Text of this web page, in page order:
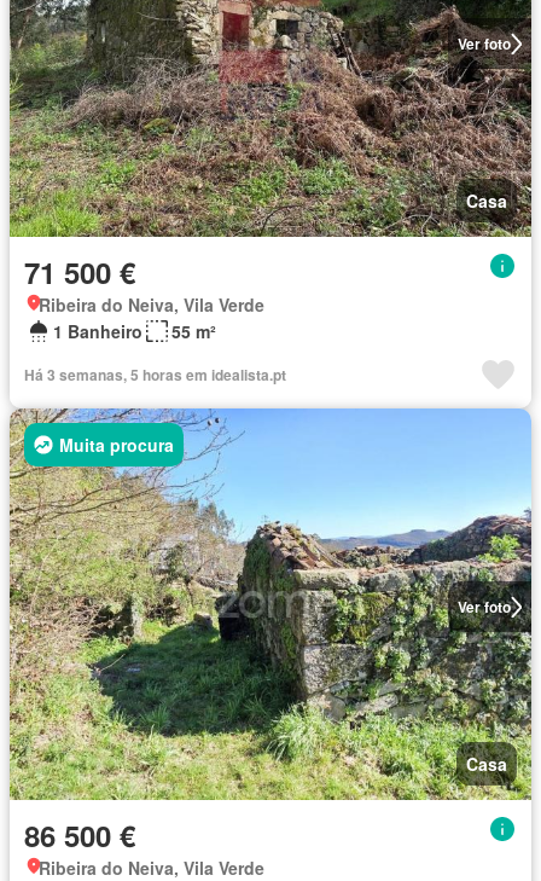
Ver foto
Casa
71 500 €
Ribeira do Neiva, Vila Verde
1 Banheiro
55 m²
Há 3 semanas, 5 horas em idealista.pt
Ver foto
Muita procura
Casa
86 500 €
Ribeira do Neiva, Vila Verde